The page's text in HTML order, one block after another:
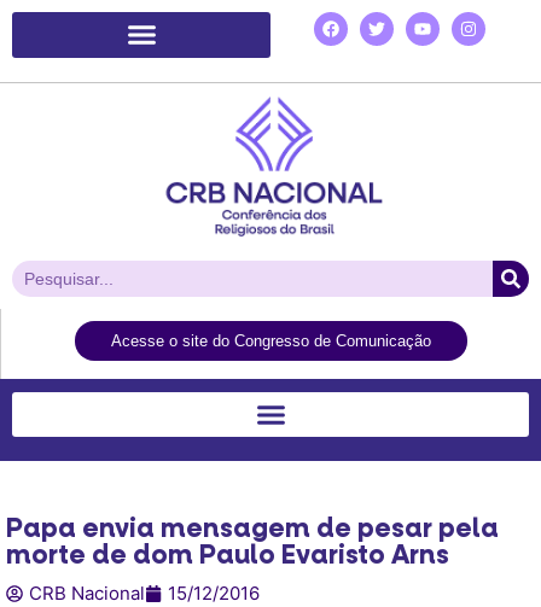
Acesse o site do Congresso de Comunicação
Papa envia mensagem de pesar pela
morte de dom Paulo Evaristo Arns
CRB Nacional 15/12/2016